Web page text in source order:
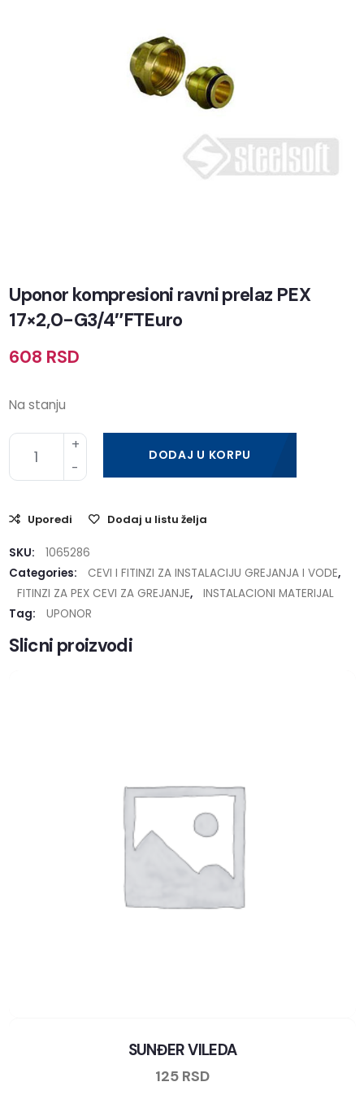
Uponor kompresioni ravni prelaz PEX
17×2,0-G3/4″FTEuro
608 RSD
Na stanju
DODAJ U KORPU
Uporedi Dodaj u listu želja
SKU:
1065286
Categories:
CEVI I FITINZI ZA INSTALACIJU GREJANJA I VODE,
FITINZI ZA PEX CEVI ZA GREJANJE,
INSTALACIONI MATERIJAL
Tag:
UPONOR
Slicni proizvodi
SUNĐER VILEDA
125 RSD